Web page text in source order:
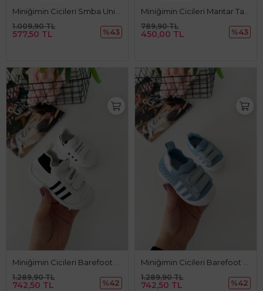
577,50 TL
1.009,90 TL
%43 450,00 TL
789,90 TL
%43
742,50 TL
1.289,90 TL
%42 742,50 TL
1.289,90 TL
%42